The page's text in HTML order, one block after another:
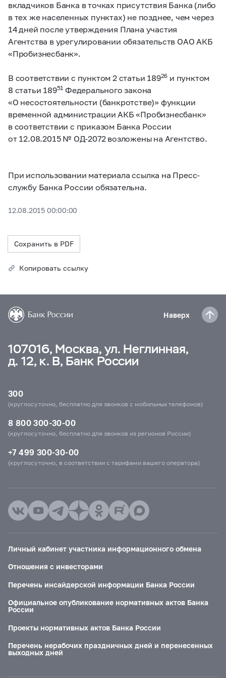
вкладчиков Банка в точках присутствия Банка (либо
в тех же населенных пунктах) не позднее, чем через
14 дней после утверждения Плана участия
Агентства в урегулировании обязательств ОАО АКБ
«Пробизнесбанк».
В соответствии с пунктом 2 статьи 18926 и пунктом
8 статьи 18951Федерального закона
«О несостоятельности (банкротстве)» функции
временной администрации АКБ «Пробизнесбанк»
в соответствии с приказом Банка России
от 12.08.2015 № ОД-2072 возложены на Агентство.
При использовании материала ссылка на Пресс-
службу Банка России обязательна.
12.08.2015 00:00:00
Сохранить в PDF
Копировать ссылку
Наверх
107016, Москва, ул. Неглинная,
д. 12, к. В, Банк России
300
(круглосуточно, бесплатно для звонков с мобильных телефонов)
8 800 300-30-00
(круглосуточно, бесплатно для звонков из регионов России)
+7 499 300-30-00
(круглосуточно, в соответствии с тарифами вашего оператора)
Личный кабинет участника информационного обмена
Отношения с инвесторами
Перечень инсайдерской информации Банка России
Официальное опубликование нормативных актов Банка
России
Проекты нормативных актов Банка России
Перечень нерабочих праздничных дней и перенесенных
выходных дней